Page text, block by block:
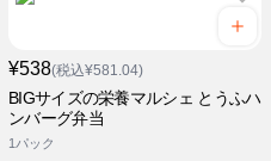
¥538(税込¥581.04)
BIGサイズの栄養マルシェ とうふハ
ンバーグ弁当
1パック